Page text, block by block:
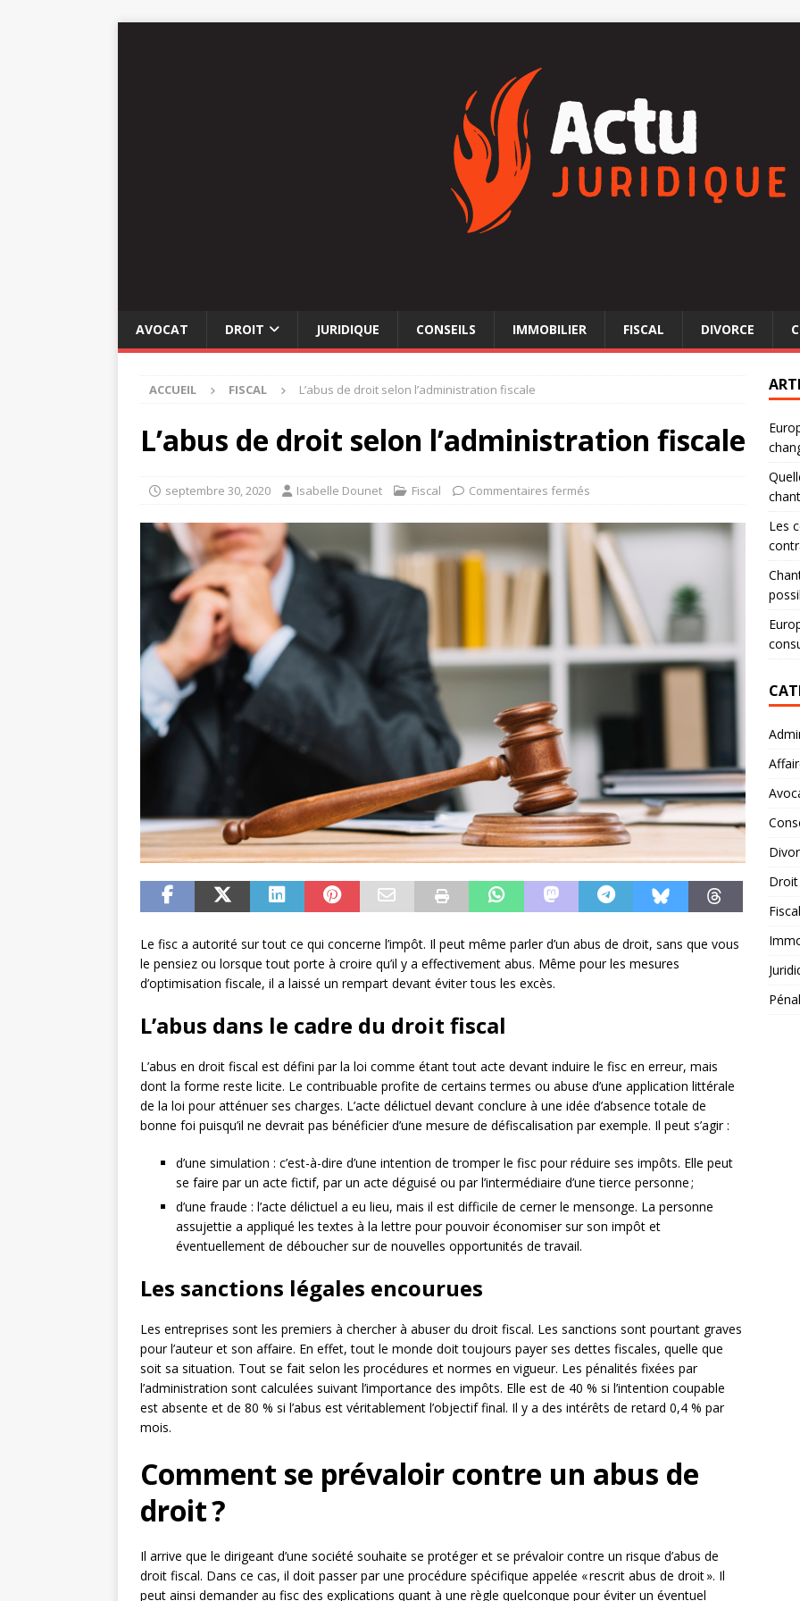
AVOCAT DROIT JURIDIQUE CONSEILS IMMOBILIER FISCAL DIVORCE
ACCUEIL FISCAL L’abus de droit selon l’administration fiscale
L’abus de droit selon l’administration fiscale
septembre 30, 2020 Isabelle Dounet Fiscal Commentaires fermés
Le fisc a autorité sur tout ce qui concerne l’impôt. Il peut même parler d’un abus de droit, sans que vous
le pensiez ou lorsque tout porte à croire qu’il y a effectivement abus. Même pour les mesures
d’optimisation fiscale, il a laissé un rempart devant éviter tous les excès.
L’abus dans le cadre du droit fiscal
L’abus en droit fiscal est défini par la loi comme étant tout acte devant induire le fisc en erreur, mais
dont la forme reste licite. Le contribuable profite de certains termes ou abuse d’une application littérale
de la loi pour atténuer ses charges. L’acte délictuel devant conclure à une idée d’absence totale de
bonne foi puisqu’il ne devrait pas bénéficier d’une mesure de défiscalisation par exemple. Il peut s’agir :
d’une simulation : c’est-à-dire d’une intention de tromper le fisc pour réduire ses impôts. Elle peut
se faire par un acte fictif, par un acte déguisé ou par l’intermédiaire d’une tierce personne ;
d’une fraude : l’acte délictuel a eu lieu, mais il est difficile de cerner le mensonge. La personne
assujettie a appliqué les textes à la lettre pour pouvoir économiser sur son impôt et
éventuellement de déboucher sur de nouvelles opportunités de travail.
Les sanctions légales encourues
Les entreprises sont les premiers à chercher à abuser du droit fiscal. Les sanctions sont pourtant graves
pour l’auteur et son affaire. En effet, tout le monde doit toujours payer ses dettes fiscales, quelle que
soit sa situation. Tout se fait selon les procédures et normes en vigueur. Les pénalités fixées par
l’administration sont calculées suivant l’importance des impôts. Elle est de 40 % si l’intention coupable
est absente et de 80 % si l’abus est véritablement l’objectif final. Il y a des intérêts de retard 0,4 % par
mois.
Comment se prévaloir contre un abus de
droit ?
Il arrive que le dirigeant d’une société souhaite se protéger et se prévaloir contre un risque d’abus de
droit fiscal. Dans ce cas, il doit passer par une procédure spécifique appelée « rescrit abus de droit ». Il
peut ainsi demander au fisc des explications quant à une règle quelconque pour éviter un éventuel
Les
Droit
Fiscal
Pénal